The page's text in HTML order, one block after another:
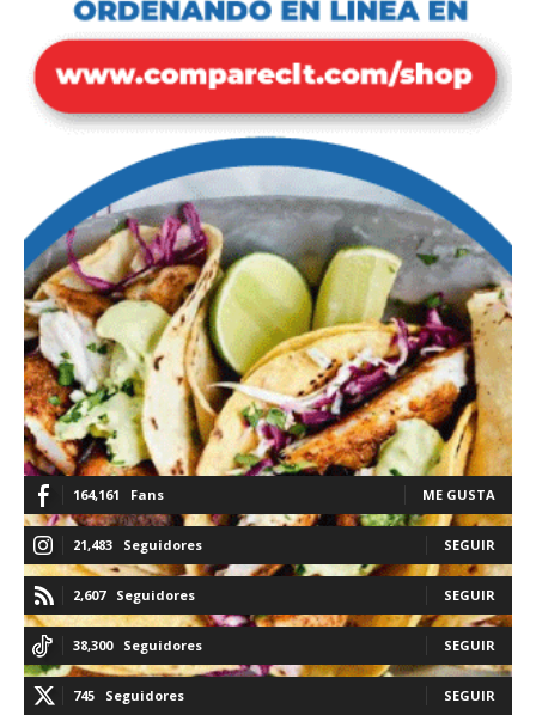
164,161 Fans ME GUSTA
21,483 Seguidores SEGUIR
2,607 Seguidores SEGUIR
38,300 Seguidores SEGUIR
745 Seguidores SEGUIR